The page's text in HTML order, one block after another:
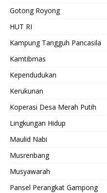
Gotong Royong
HUT RI
Kampung Tangguh Pancasila
Kamtibmas
Kependudukan
Kerukunan
Koperasi Desa Merah Putih
Lingkungan Hidup
Maulid Nabi
Musrenbang
Musyawarah
Pansel Perangkat Gampong